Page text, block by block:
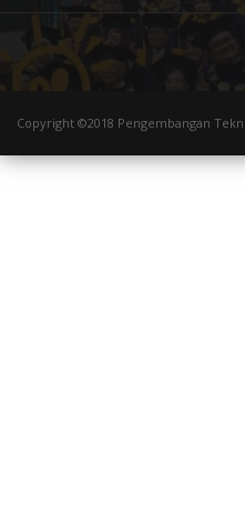
Copyright ©2018 Pengembangan